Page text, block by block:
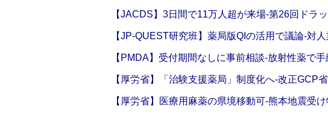
【JACDS】3日間で11万人超が来場‐第26回ドラ
【JP-QUEST研究班】薬局版QIの活用で議論‐対
【PMDA】受付期間なしに事前相談‐放射性薬で
【厚労省】「治験支援薬局」制度化へ‐改正GCP
【厚労省】医療用麻薬の県境移動可‐熊本地震受